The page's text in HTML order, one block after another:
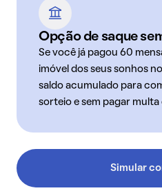
Opção de saque
Se você já pagou 60
imóvel dos seus sonhos
saldo acumulado para
sorteio e sem pagar
Simular